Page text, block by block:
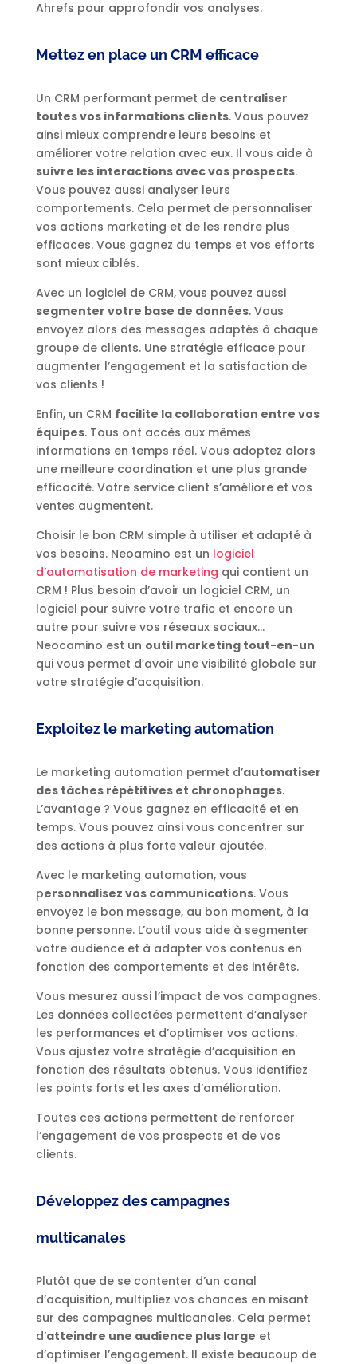
Ahrefs pour approfondir vos analyses.
Mettez en place un CRM efficace
Un CRM performant permet de centraliser
toutes vos informations clients. Vous pouvez
ainsi mieux comprendre leurs besoins et
améliorer votre relation avec eux. Il vous aide à
suivre les interactions avec vos prospects.
Vous pouvez aussi analyser leurs
comportements. Cela permet de personnaliser
vos actions marketing et de les rendre plus
efficaces. Vous gagnez du temps et vos efforts
sont mieux ciblés.
Avec un logiciel de CRM, vous pouvez aussi
segmenter votre base de données. Vous
envoyez alors des messages adaptés à chaque
groupe de clients. Une stratégie efficace pour
augmenter l’engagement et la satisfaction de
vos clients !
Enfin, un CRM facilite la collaboration entre vos
équipes. Tous ont accès aux mêmes
informations en temps réel. Vous adoptez alors
une meilleure coordination et une plus grande
efficacité. Votre service client s’améliore et vos
ventes augmentent.
Choisir le bon CRM simple à utiliser et adapté à
vos besoins. Neoamino est un logiciel
d’automatisation de marketing qui contient un
CRM ! Plus besoin d’avoir un logiciel CRM, un
logiciel pour suivre votre trafic et encore un
autre pour suivre vos réseaux sociaux…
Neocamino est un outil marketing tout-en-un
qui vous permet d’avoir une visibilité globale sur
votre stratégie d’acquisition.
Exploitez le marketing automation
Le marketing automation permet d’automatiser
des tâches répétitives et chronophages.
L’avantage ? Vous gagnez en efficacité et en
temps. Vous pouvez ainsi vous concentrer sur
des actions à plus forte valeur ajoutée.
Avec le marketing automation, vous
personnalisez vos communications. Vous
envoyez le bon message, au bon moment, à la
bonne personne. L’outil vous aide à segmenter
votre audience et à adapter vos contenus en
fonction des comportements et des intérêts.
Vous mesurez aussi l’impact de vos campagnes.
Les données collectées permettent d’analyser
les performances et d’optimiser vos actions.
Vous ajustez votre stratégie d’acquisition en
fonction des résultats obtenus. Vous identifiez
les points forts et les axes d’amélioration.
Toutes ces actions permettent de renforcer
l’engagement de vos prospects et de vos
clients.
Développez des campagnes
multicanales
Plutôt que de se contenter d’un canal
d’acquisition, multipliez vos chances en misant
sur des campagnes multicanales. Cela permet
d’atteindre une audience plus large et
d’optimiser l’engagement. Il existe beaucoup de